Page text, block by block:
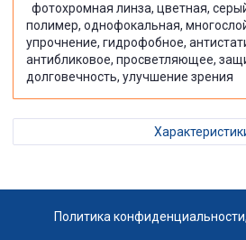
фотохромная линза, цветная,
полимер, однофокальная,
упрочнение, гидрофобное,
антибликовое, просветляющее,
долговечность, улучшение зрения
Политика